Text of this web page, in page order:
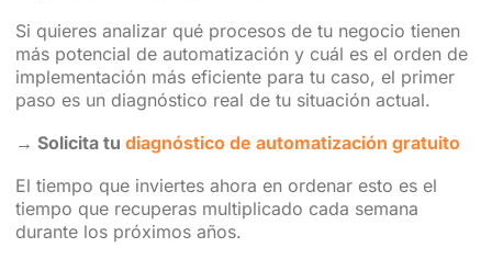
Si quieres analizar qué procesos de tu negocio tienen
más potencial de automatización y cuál es el orden de
implementación más eficiente para tu caso, el primer
paso es un diagnóstico real de tu situación actual.
→ Solicita tu diagnóstico de automatización gratuito
El tiempo que inviertes ahora en ordenar esto es el
tiempo que recuperas multiplicado cada semana
durante los próximos años.